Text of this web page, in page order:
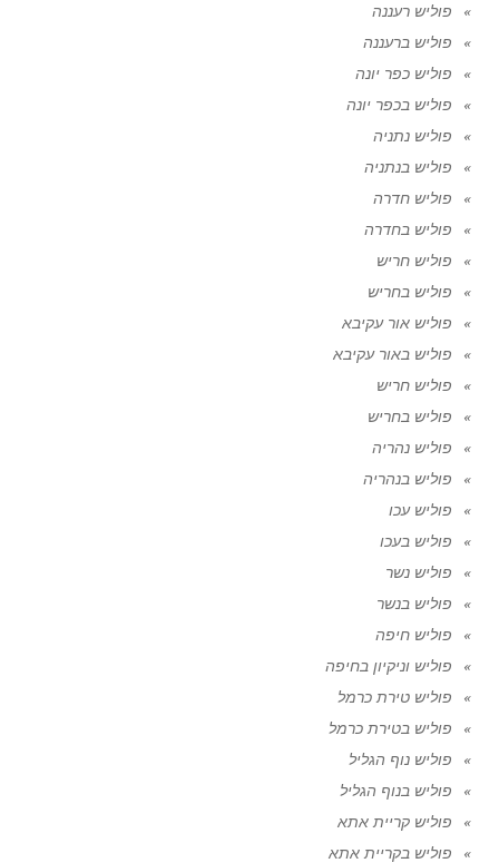
פוליש רעננה
פוליש ברעננה
פוליש כפר יונה
פוליש בכפר יונה
פוליש נתניה
פוליש בנתניה
פוליש חדרה
פוליש בחדרה
פוליש חריש
פוליש בחריש
פוליש אור עקיבא
פוליש באור עקיבא
פוליש חריש
פוליש בחריש
פוליש נהריה
פוליש בנהריה
פוליש עכו
פוליש בעכו
פוליש נשר
פוליש בנשר
פוליש חיפה
פוליש וניקיון בחיפה
פוליש טירת כרמל
פוליש בטירת כרמל
פוליש נוף הגליל
פוליש בנוף הגליל
פוליש קריית אתא
פוליש בקריית אתא